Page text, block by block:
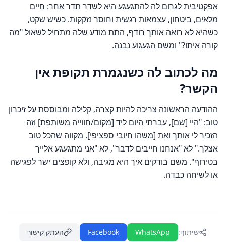
אפקטיבית לגרום לה להתגעגע היא לשדר תדר אחר: חיים
מלאים, ביטחון, עצמאות רגשית וחוסר נזקקות. כשיש שקט,
כשהיא לא רואה אותך רודף, התת מודע שלה מתחיל לשאול "מה
קורה איתו?" ומשם הגעגוע נבנה.
מה לכתוב לה כשנגמרת תקופת אין
הקשר?
ההודעה הראשונה צריכה להיות קצרה, קלילה ומבוססת על זיכרון
טוב: "היי [שם], עברתי היום ליד [מקום/חווייה משותפת] וזה
הזכיר לי אותך ואת [משהו חיובי ספציפי]. מקווה שהכל טוב
אצלך." לא "אנחנו חייבים לדבר", לא "אני מתגעגע אלייך
בטירוף". משם בודקים איך היא מגיבה, ולא קופצים ישר לפגישה
או לשיחה כבדה.
שיתוף: WhatsApp
Facebook העתק קישור